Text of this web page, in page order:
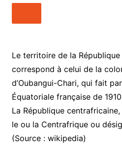
Le territoire de la
correspond à celui de la
d’Oubangui-Chari, qui fait
Équatoriale française de
La République
le ou la Centrafrique ou
(Source : wikipedia)